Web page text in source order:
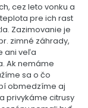
cez leto vonku a
pre ich rast
Zazimovanie je
zimné záhrady,
ani veľa
Ak nemáme
sa o čo
obmedzíme aj
privykáme citrusy